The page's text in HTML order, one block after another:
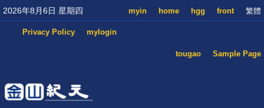
2026年8月6日 星期四 繁體
front
hgg
home
myin
mylogin
Privacy Policy
Sample Page
tougao